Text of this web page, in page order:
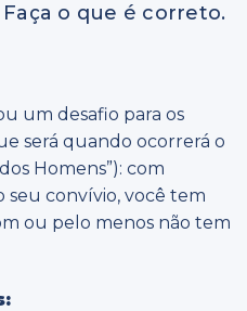
o que é correto.
um desafio para os
será quando ocorrerá o
Homens”): com
seu convívio, você tem
ou pelo menos não tem